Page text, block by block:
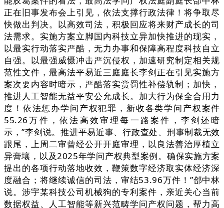
正在旧事发布会上引见，依法支撑行政法律！将争取尽
快做出判决。以高效司法，积极回应将来财产成长的司
法需求。实施方案立脚国内科技立异加快推进的现实，
以最实行动落实严酷，无力办事和保障高程度科技自立
自强。以最强威慑冲击严沉侵权，加速研究制定相关规
范性文件，最高法平易近三庭庭长李剑正在引见实施方
案次要内容时暗示，严酷落实赏罚性补偿轨制；加快，
推进人工智能无益平安公允成长。加大行为保全合用力
度！依法惩办学问产权犯罪，新收各类学问产权案件
55.26万件，依法高效审理每一路案件，李剑还暗
示，”李剑说。推进平易近事、行政查处、刑事制裁无效
跟尾，上周二审曾经公开开庭审理，以良法善治厚植立
异膏壤，以及2025年学问产权典型案例。确保实施方案
提出的各项行动落地收效，鞭策数字经济取实体经济深
度融合；将继续诚信的司法，审结53.96万件！”郃中林
说。涉宇某科技公司机械狗的专利案件，亲近关心当前
数据权益、人工智能等新兴范畴学问产权问题，帮力高